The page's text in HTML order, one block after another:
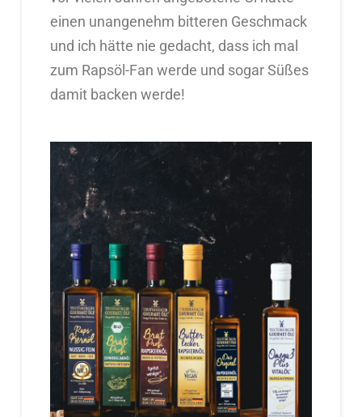
einen unangenehm bitteren Geschmack
und ich hätte nie gedacht, dass ich mal
zum Rapsöl-Fan werde und sogar Süßes
damit backen werde!